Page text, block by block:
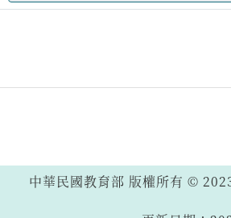
中華民國教育部 版權所有 ©